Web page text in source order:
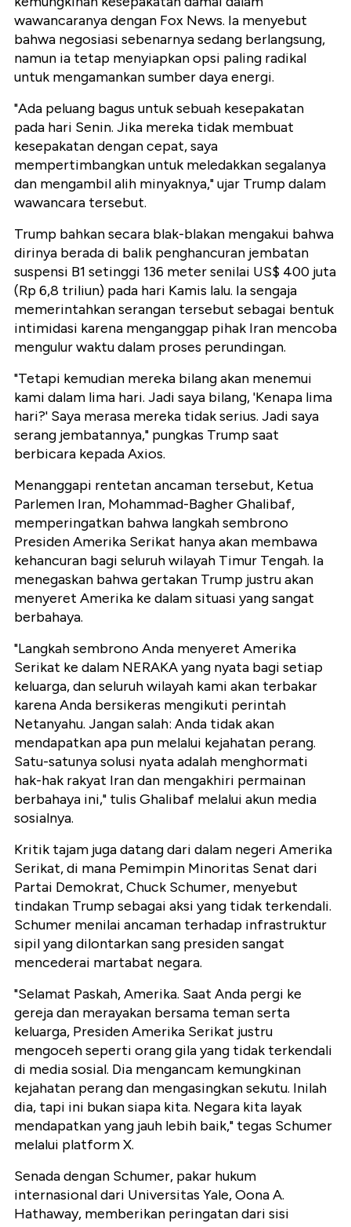
wawancaranya dengan Fox News. Ia menyebut
bahwa negosiasi sebenarnya sedang berlangsung,
namun ia tetap menyiapkan opsi paling radikal
untuk mengamankan sumber daya energi.
"Ada peluang bagus untuk sebuah kesepakatan
pada hari Senin. Jika mereka tidak membuat
kesepakatan dengan cepat, saya
mempertimbangkan untuk meledakkan segalanya
dan mengambil alih minyaknya," ujar Trump dalam
wawancara tersebut.
Trump bahkan secara blak-blakan mengakui bahwa
dirinya berada di balik penghancuran jembatan
suspensi B1 setinggi 136 meter senilai US$ 400 juta
(Rp 6,8 triliun) pada hari Kamis lalu. Ia sengaja
memerintahkan serangan tersebut sebagai bentuk
intimidasi karena menganggap pihak Iran mencoba
mengulur waktu dalam proses perundingan.
"Tetapi kemudian mereka bilang akan menemui
kami dalam lima hari. Jadi saya bilang, 'Kenapa lima
hari?' Saya merasa mereka tidak serius. Jadi saya
serang jembatannya," pungkas Trump saat
berbicara kepada Axios.
Menanggapi rentetan ancaman tersebut, Ketua
Parlemen Iran, Mohammad-Bagher Ghalibaf,
memperingatkan bahwa langkah sembrono
Presiden Amerika Serikat hanya akan membawa
kehancuran bagi seluruh wilayah Timur Tengah. Ia
menegaskan bahwa gertakan Trump justru akan
menyeret Amerika ke dalam situasi yang sangat
berbahaya.
"Langkah sembrono Anda menyeret Amerika
Serikat ke dalam NERAKA yang nyata bagi setiap
keluarga, dan seluruh wilayah kami akan terbakar
karena Anda bersikeras mengikuti perintah
Netanyahu. Jangan salah: Anda tidak akan
mendapatkan apa pun melalui kejahatan perang.
Satu-satunya solusi nyata adalah menghormati
hak-hak rakyat Iran dan mengakhiri permainan
berbahaya ini," tulis Ghalibaf melalui akun media
sosialnya.
Kritik tajam juga datang dari dalam negeri Amerika
Serikat, di mana Pemimpin Minoritas Senat dari
Partai Demokrat, Chuck Schumer, menyebut
tindakan Trump sebagai aksi yang tidak terkendali.
Schumer menilai ancaman terhadap infrastruktur
sipil yang dilontarkan sang presiden sangat
mencederai martabat negara.
"Selamat Paskah, Amerika. Saat Anda pergi ke
gereja dan merayakan bersama teman serta
keluarga, Presiden Amerika Serikat justru
mengoceh seperti orang gila yang tidak terkendali
di media sosial. Dia mengancam kemungkinan
kejahatan perang dan mengasingkan sekutu. Inilah
dia, tapi ini bukan siapa kita. Negara kita layak
mendapatkan yang jauh lebih baik," tegas Schumer
melalui platform X.
Senada dengan Schumer, pakar hukum
internasional dari Universitas Yale, Oona A.
Hathaway, memberikan peringatan dari sisi